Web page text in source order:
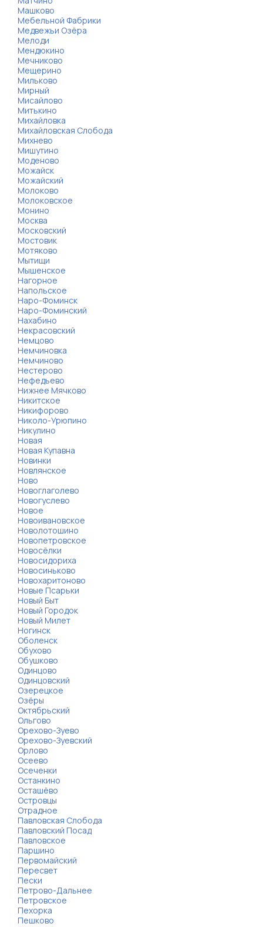
Машково
Мебельной Фабрики
Медвежьи Озёра
Мелоди
Мендюкино
Мечниково
Мещерино
Мильково
Мирный
Мисайлово
Митькино
Михайловка
Михайловская Слобода
Михнево
Мишутино
Моденово
Можайск
Можайский
Молоково
Молоковское
Монино
Москва
Московский
Мостовик
Мотяково
Мытищи
Мышенское
Нагорное
Напольское
Наро-Фоминск
Наро-Фоминский
Нахабино
Некрасовский
Немцово
Немчиновка
Немчиново
Нестерово
Нефедьево
Нижнее Мячково
Никитское
Никифорово
Николо-Урюпино
Никулино
Новая
Новая Купавна
Новинки
Новлянское
Ново
Новоглаголево
Новогуслево
Новое
Новоивановское
Новолотошино
Новопетровское
Новосёлки
Новосидориха
Новосиньково
Новохаритоново
Новые Псарьки
Новый Быт
Новый Городок
Новый Милет
Ногинск
Оболенск
Обухово
Обушково
Одинцово
Одинцовский
Озерецкое
Озёры
Октябрьский
Ольгово
Орехово-Зуево
Орехово-Зуевский
Орлово
Осеево
Осеченки
Останкино
Осташёво
Островцы
Отрадное
Павловская Слобода
Павловский Посад
Павловское
Паршино
Первомайский
Пересвет
Пески
Петрово-Дальнее
Петровское
Пехорка
Пешково